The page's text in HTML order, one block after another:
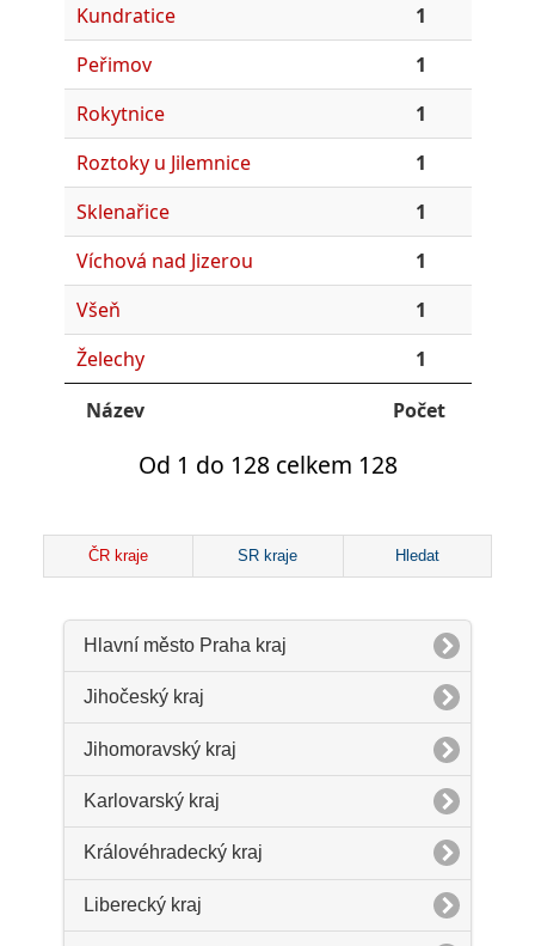
Kundratice
1
Peřimov
1
Rokytnice
1
Roztoky u Jilemnice
1
Sklenařice
1
Víchová nad Jizerou
1
Všeň
1
Želechy
1
Název
Počet
Od 1 do 128 celkem 128
ČR kraje SR kraje Hledat
Hlavní město Praha kraj
Jihočeský kraj
Jihomoravský kraj
Karlovarský kraj
Královéhradecký kraj
Liberecký kraj